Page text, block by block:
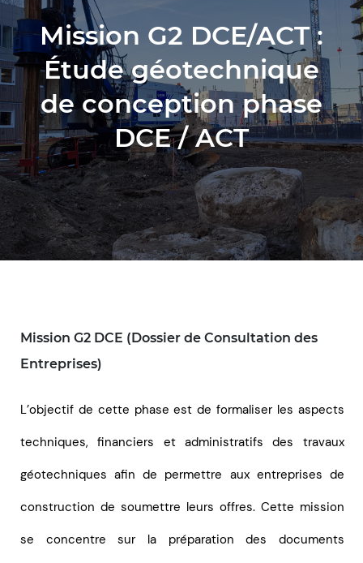
Mission G2 DCE/ACT :
Étude géotechnique
de conception phase
DCE / ACT
Mission G2 DCE (Dossier de Consultation des
Entreprises)
L’objectif de cette phase est de formaliser les aspects
techniques, financiers et administratifs des travaux
géotechniques afin de permettre aux entreprises de
construction de soumettre leurs offres. Cette mission
se concentre sur la préparation des documents